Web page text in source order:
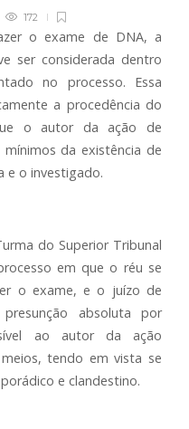
172
o exame de DNA, a
ser considerada dentro
no processo. Essa
a procedência do
o autor da ação de
da existência de
e o investigado.
do Superior Tribunal
em que o réu se
o exame, e o juízo de
absoluta por
ao autor da ação
tendo em vista se
e clandestino.